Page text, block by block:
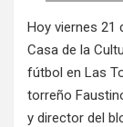
Hoy viernes 21
Casa de la
fútbol en Las
torreño
y director del